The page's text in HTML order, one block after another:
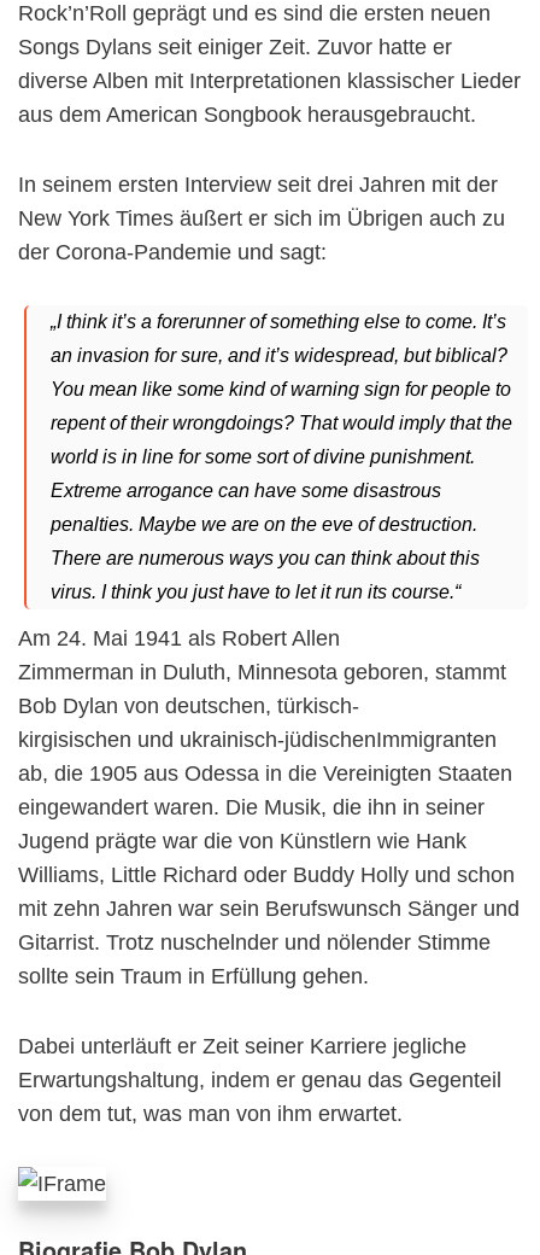
Rock’n’Roll geprägt und es sind die ersten neuen
Songs Dylans seit einiger Zeit. Zuvor hatte er
diverse Alben mit Interpretationen klassischer Lieder
aus dem American Songbook herausgebraucht.
In seinem ersten Interview seit drei Jahren mit der
New York Times äußert er sich im Übrigen auch zu
der Corona-Pandemie und sagt:
„I think it’s a forerunner of something else to come. It’s
an invasion for sure, and it’s widespread, but biblical?
You mean like some kind of warning sign for people to
repent of their wrongdoings? That would imply that the
world is in line for some sort of divine punishment.
Extreme arrogance can have some disastrous
penalties. Maybe we are on the eve of destruction.
There are numerous ways you can think about this
virus. I think you just have to let it run its course.“
Am 24. Mai 1941 als Robert Allen
Zimmerman in Duluth, Minnesota geboren, stammt
Bob Dylan von deutschen, türkisch-
kirgisischen und ukrainisch-jüdischenImmigranten
ab, die 1905 aus Odessa in die Vereinigten Staaten
eingewandert waren. Die Musik, die ihn in seiner
Jugend prägte war die von Künstlern wie Hank
Williams, Little Richard oder Buddy Holly und schon
mit zehn Jahren war sein Berufswunsch Sänger und
Gitarrist. Trotz nuschelnder und nölender Stimme
sollte sein Traum in Erfüllung gehen.
Dabei unterläuft er Zeit seiner Karriere jegliche
Erwartungshaltung, indem er genau das Gegenteil
von dem tut, was man von ihm erwartet.